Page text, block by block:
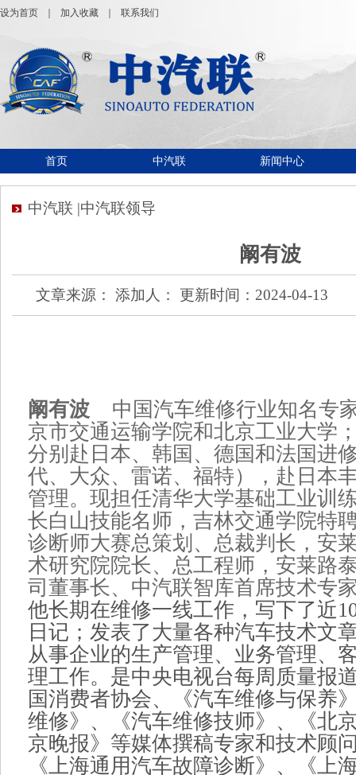
设为首页 加入收藏 联系我们
首页 中汽联 新闻中心
中汽联 |中汽联领导
阚有波
文章来源： 添加人： 更新时间：2024-04-13
阚有波 中国汽车维修行业知名专
京市交通运输学院和北京工业大学
分别赴日本、韩国、德国和法国进
代、大众、雷诺、福特），赴日本
管理。现担任清华大学基础工业训
长白山技能名师，吉林交通学院特
诊断师大赛总策划、总裁判长，安
术研究院院长、总工程师，安莱路
司董事长、中汽联智库首席技术专
他长期在维修一线工作，写下了近
日记；发表了大量各种汽车技术文
从事企业的生产管理、业务管理、
理工作。是中央电视台每周质量报
国消费者协会、《汽车维修与保养
维修》、《汽车维修技师》、《北
京晚报》等媒体撰稿专家和技术顾
《上海通用汽车故障诊断》、《上